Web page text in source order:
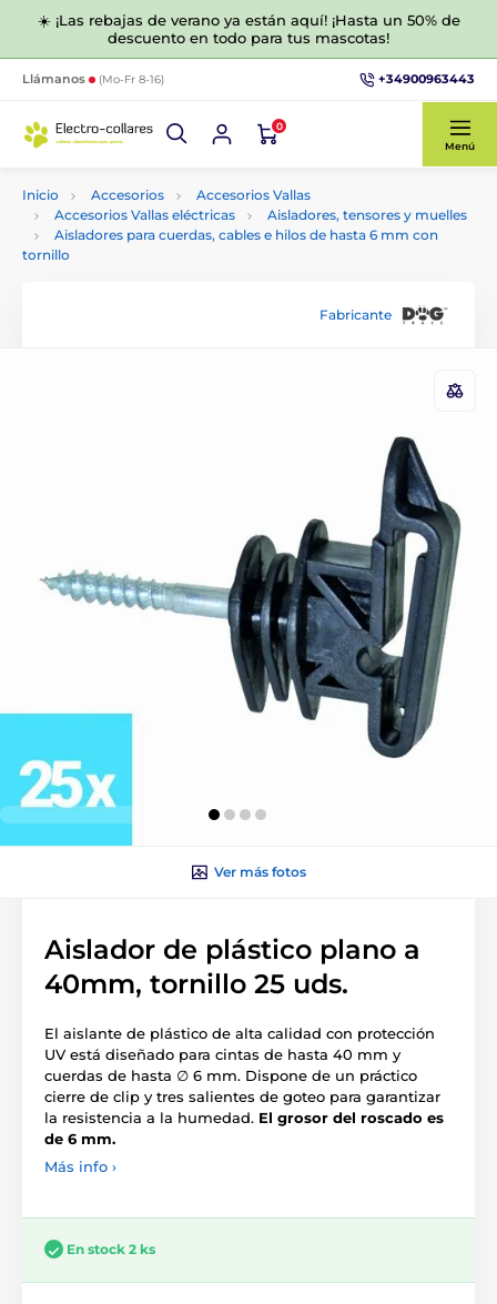
☀️ ¡Las rebajas de verano ya están aquí! ¡Hasta un 50% de
descuento en todo para tus mascotas!
Llámanos (Mo-Fr 8-16) +34900963443
0
Menú
Inicio Accesorios
Accesorios Vallas
Accesorios Vallas eléctricas
Aisladores, tensores y muelles
Aisladores para cuerdas, cables e hilos de hasta 6 mm con
tornillo
Fabricante
Ver más fotos
Aislador de plástico plano a
40mm, tornillo 25 uds.
El aislante de plástico de alta calidad con protección
UV está diseñado para cintas de hasta 40 mm y
cuerdas de hasta ∅ 6 mm. Dispone de un práctico
cierre de clip y tres salientes de goteo para garantizar
la resistencia a la humedad. El grosor del roscado es
de 6 mm.
Más info ›
En stock 2 ks